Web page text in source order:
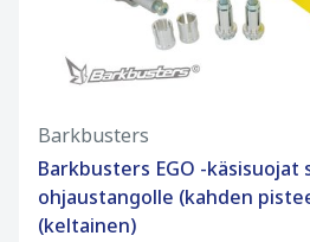
Barkbusters
Barkbusters EGO -käsisuojat
ohjaustangolle (kahden
(keltainen)